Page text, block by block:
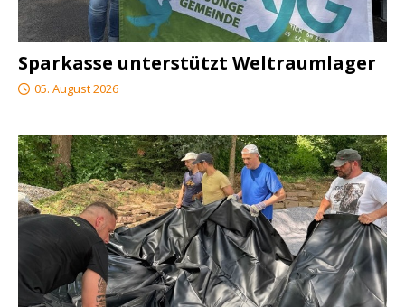
Sparkasse unterstützt Weltraumlager
05. August 2026